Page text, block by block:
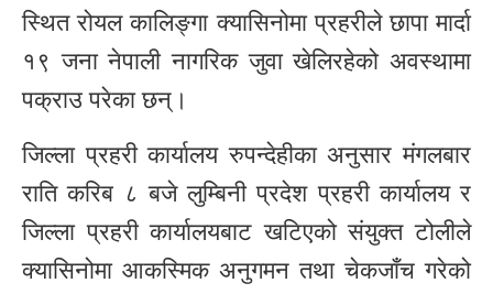
स्थित रोयल कालिङ्गा क्यासिनोमा प्रहरीले छापा मार्दा
१९ जना नेपाली नागरिक जुवा खेलिरहेको अवस्थामा
पक्राउ परेका छन्।
जिल्ला प्रहरी कार्यालय रुपन्देहीका अनुसार मंगलबार
राति करिब ८ बजे लुम्बिनी प्रदेश प्रहरी कार्यालय र
जिल्ला प्रहरी कार्यालयबाट खटिएको संयुक्त टोलीले
क्यासिनोमा आकस्मिक अनुगमन तथा चेकजाँच गरेको